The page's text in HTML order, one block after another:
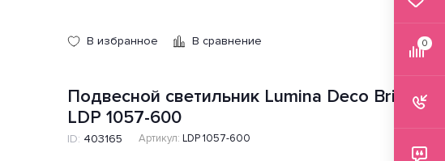
В избранное В сравнение
Подвесной светильник Lumina Deco Briza
LDP 1057-600
ID: 403165 Артикул: LDP 1057-600
0